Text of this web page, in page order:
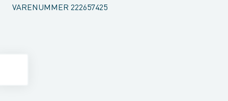
VARENUMMER 222657425